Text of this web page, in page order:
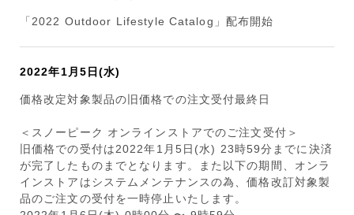
「2022 Outdoor Lifestyle Catalog」配布開始
2022年1月5日(水)
価格改定対象製品の旧価格での注文受付最終日
＜スノーピーク オンラインストアでのご注文受付＞
旧価格での受付は2022年1月5日(水) 23時59分までに決済
が完了したものまでとなります。また以下の期間、オンラ
インストアはシステムメンテナンスの為、価格改訂対象製
品のご注文の受付を一時停止いたします。